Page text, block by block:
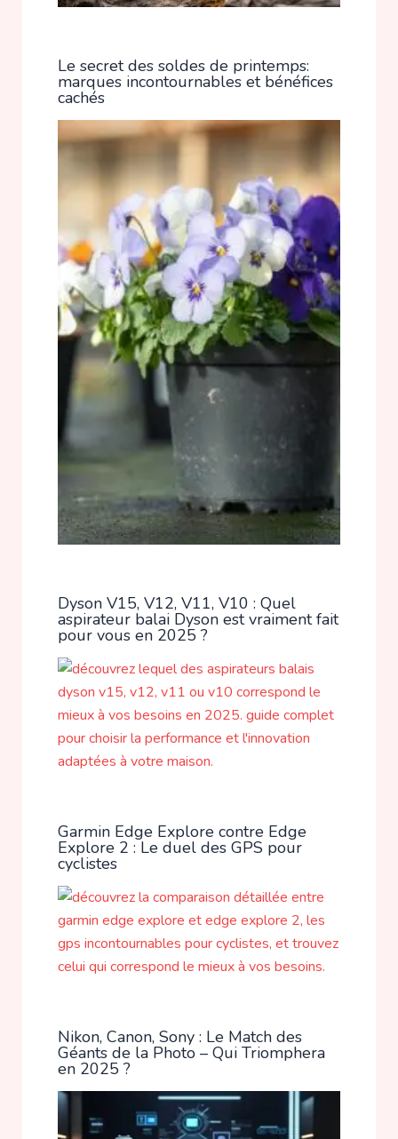
Le secret des soldes de printemps:
marques incontournables et bénéfices
cachés
Dyson V15, V12, V11, V10 : Quel
aspirateur balai Dyson est vraiment fait
pour vous en 2025 ?
Garmin Edge Explore contre Edge
Explore 2 : Le duel des GPS pour
cyclistes
Nikon, Canon, Sony : Le Match des
Géants de la Photo – Qui Triomphera
en 2025 ?